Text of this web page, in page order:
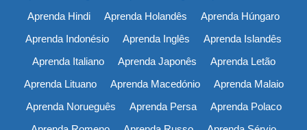
Aprenda Hindi
Aprenda Holandês
Aprenda Húngaro
Aprenda Indonésio
Aprenda Inglês
Aprenda Islandês
Aprenda Italiano
Aprenda Japonês
Aprenda Letão
Aprenda Lituano
Aprenda Macedónio
Aprenda Malaio
Aprenda Norueguês
Aprenda Persa
Aprenda Polaco